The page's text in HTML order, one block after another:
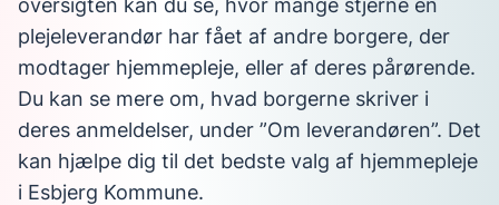
oversigten kan du se, hvor mange stjerne en
plejeleverandør har fået af andre borgere, der
modtager hjemmepleje, eller af deres pårørende.
Du kan se mere om, hvad borgerne skriver i
deres anmeldelser, under ”Om leverandøren”. Det
kan hjælpe dig til det bedste valg af hjemmepleje
i Esbjerg Kommune.